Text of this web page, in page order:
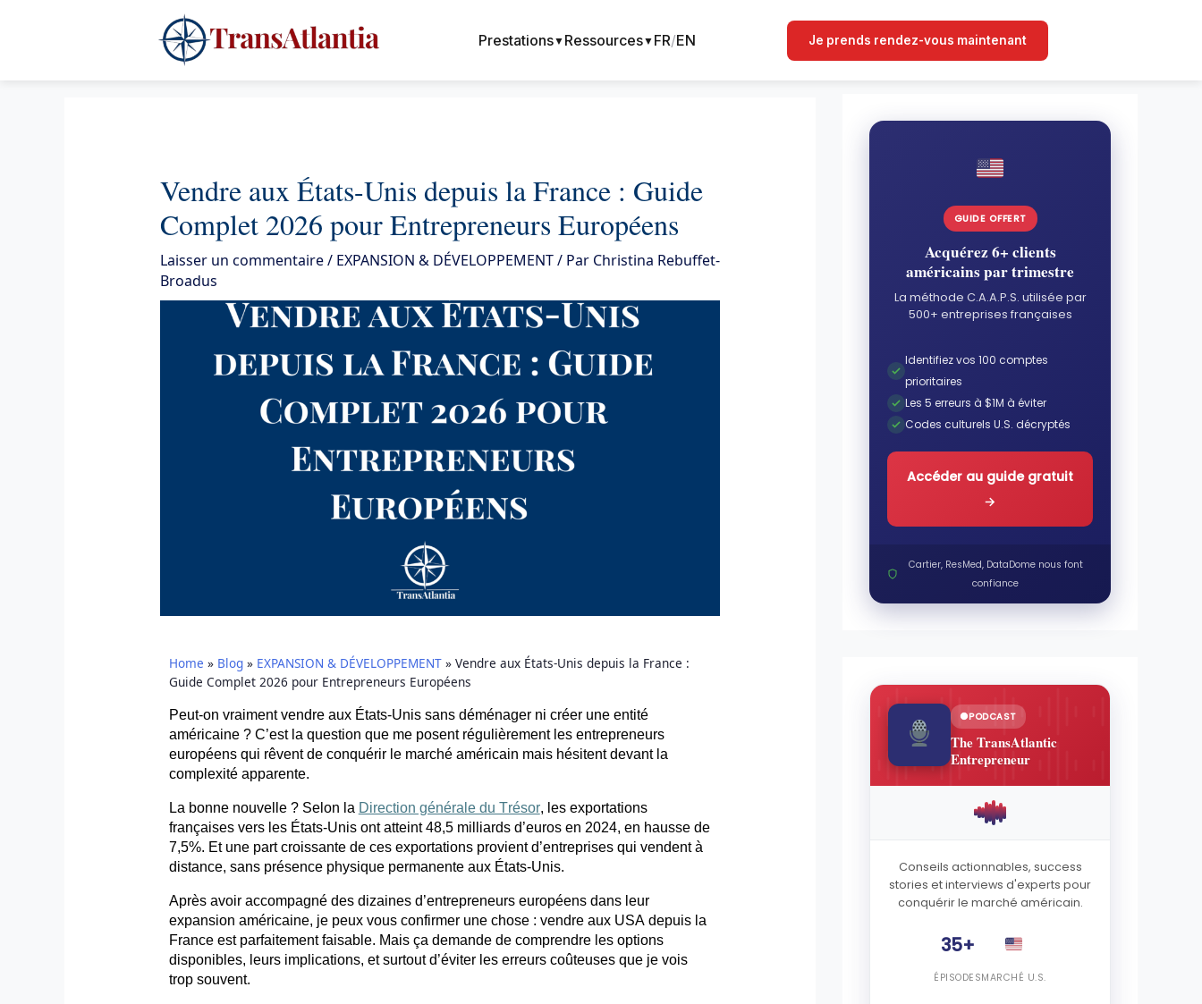
Prestations▼ Ressources▼ FR/EN Je prends rendez-vous maintenant
Vendre aux États-Unis depuis la France : Guide
Complet 2026 pour Entrepreneurs Européens
Laisser un commentaire/ EXPANSION & DÉVELOPPEMENT/ Par Christina Rebuffet-
Broadus
Home » Blog» EXPANSION & DÉVELOPPEMENT» Vendre aux États-Unis depuis la France :
Guide Complet 2026 pour Entrepreneurs Européens
Peut-on vraiment vendre aux États-Unis sans déménager ni créer une entité
américaine ? C’est la question que me posent régulièrement les entrepreneurs
européens qui rêvent de conquérir le marché américain mais hésitent devant la
complexité apparente.
La bonne nouvelle ? Selon la Direction générale du Trésor, les exportations
françaises vers les États-Unis ont atteint 48,5 milliards d’euros en 2024, en hausse de
7,5%. Et une part croissante de ces exportations provient d’entreprises qui vendent à
distance, sans présence physique permanente aux États-Unis.
Après avoir accompagné des dizaines d’entrepreneurs européens dans leur
expansion américaine, je peux vous confirmer une chose : vendre aux USA depuis la
France est parfaitement faisable. Mais ça demande de comprendre les options
disponibles, leurs implications, et surtout d’éviter les erreurs coûteuses que je vois
trop souvent.
GUIDE OFFERT
Acquérez 6+ clients
américains par trimestre
La méthode C.A.A.P.S. utilisée par
500+ entreprises françaises
Identifiez vos 100 comptes
prioritaires
Les 5 erreurs à $1M à éviter
Codes culturels U.S. décryptés
Accéder au guide gratuit
→
Cartier, ResMed, DataDome nous font
confiance
PODCAST
The TransAtlantic
Entrepreneur
Conseils actionnables, success
stories et interviews d'experts pour
conquérir le marché américain.
35+
ÉPISODESMARCHÉ U.S.